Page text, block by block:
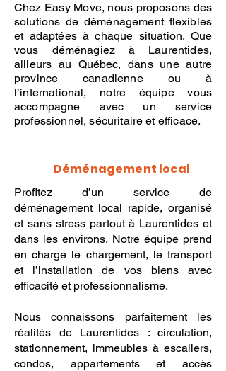
Chez Easy Move, nous proposons des
solutions de déménagement flexibles
et adaptées à chaque situation. Que
vous déménagiez à Laurentides,
ailleurs au Québec, dans une autre
province canadienne ou à
l’international, notre équipe vous
accompagne avec un service
professionnel, sécuritaire et efficace.
Déménagement local
Profitez d’un service de
déménagement local rapide, organisé
et sans stress partout à Laurentides et
dans les environs. Notre équipe prend
en charge le chargement, le transport
et l’installation de vos biens avec
efficacité et professionnalisme.
Nous connaissons parfaitement les
réalités de Laurentides : circulation,
stationnement, immeubles à escaliers,
condos, appartements et accès